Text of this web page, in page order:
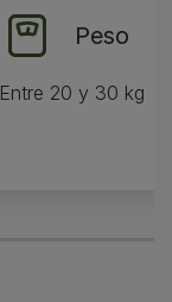
Peso
Entre 20 y 30 kg